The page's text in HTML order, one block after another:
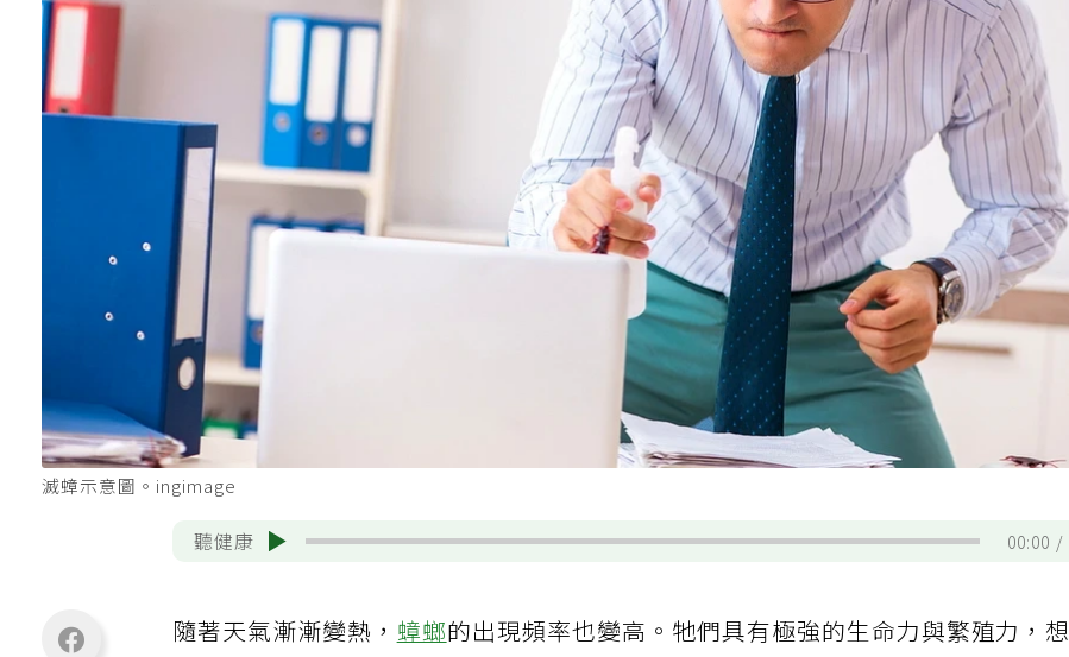
滅蟑示意圖。ingimage
聽健康 00:00
隨著天氣漸漸變熱，蟑螂的出現頻率也變高。牠們具有極強的生命力與繁殖力，想